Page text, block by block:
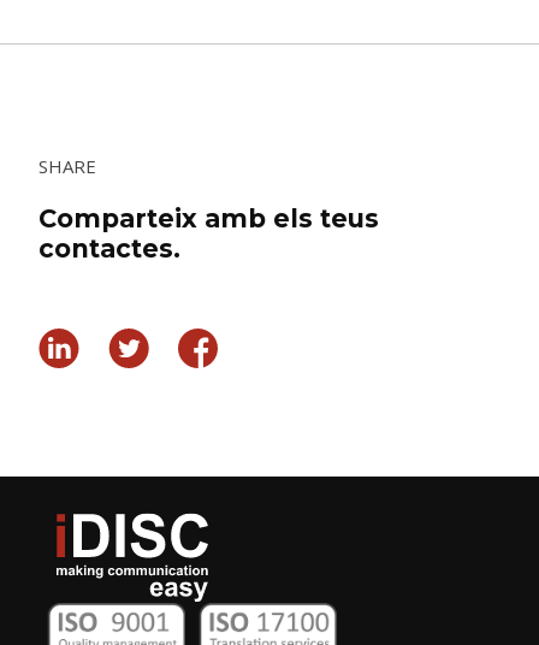
SHARE
Comparteix amb els teus
contactes.